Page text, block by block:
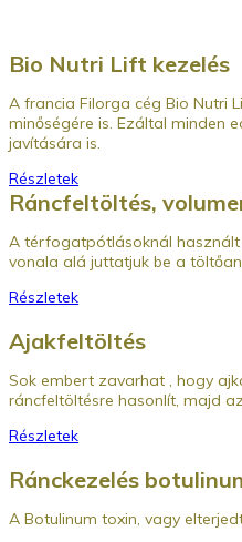
Bio Nutri Lift kezelés
A francia Filorga cég Bio Nutri
minőségére is. Ezáltal minden
javítására is.
Részletek
Ráncfeltöltés,
A térfogatpótlásoknál használt
vonala alá juttatjuk be a
Részletek
Ajakfeltöltés
Sok embert zavarhat , hogy
ráncfeltöltésre hasonlít, majd
Részletek
Ránckezelés
A Botulinum toxin, vagy